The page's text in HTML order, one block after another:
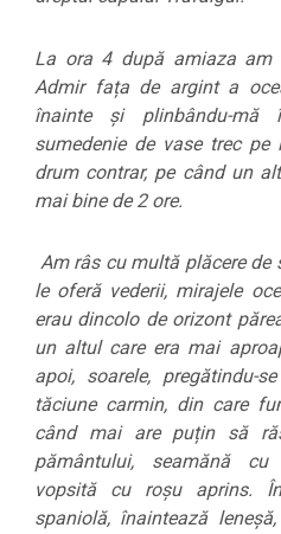
La ora 4 după amiaza am
Admir fața de argint a
înainte și plinbându-mă
sumedenie de vase trec
drum contrar, pe când un
mai bine de 2 ore.
Am râs cu multă plăcere de
le oferă vederii, mirajele
erau dincolo de orizont
un altul care era mai
apoi, soarele, pregătindu-
tăciune carmin, din care
când mai are puțin să
pământului, seamănă
vopsită cu roșu aprins.
spaniolă, înaintează